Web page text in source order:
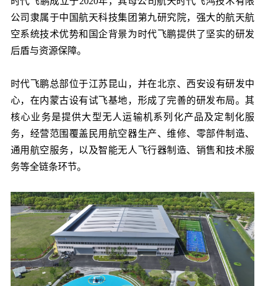
公司隶属于中国航天科技集团第九研究院，强大的航天航
空系统技术优势和国企背景为时代飞鹏提供了坚实的研发
后盾与资源保障。
时代飞鹏总部位于江苏昆山，并在北京、西安设有研发中
心，在内蒙古设有试飞基地，形成了完善的研发布局。其
核心业务是提供大型无人运输机系列化产品及定制化服
务，经营范围覆盖民用航空器生产、维修、零部件制造、
通用航空服务，以及智能无人飞行器制造、销售和技术服
务等全链条环节。